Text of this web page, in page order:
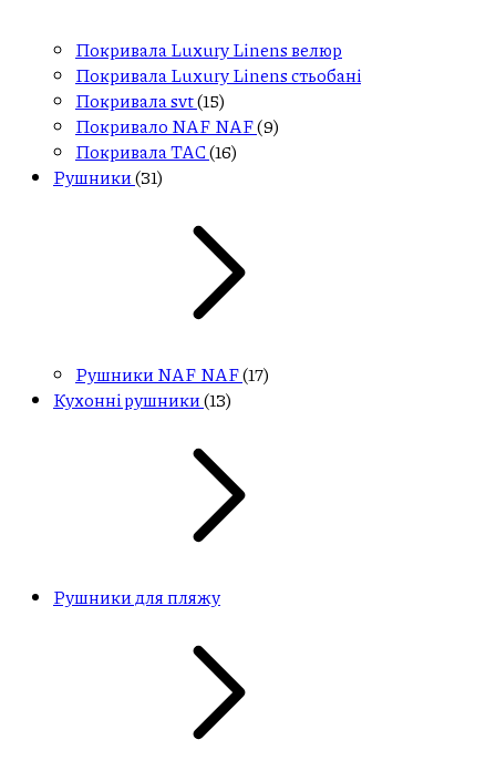
Покривала Luxury Linens велюр
Покривала Luxury Linens стьобані
Покривала svt(15)
Покривало NAF NAF(9)
Покривала ТАС(16)
Рушники(31)
Рушники NAF NAF(17)
Кухонні рушники(13)
Рушники для пляжу